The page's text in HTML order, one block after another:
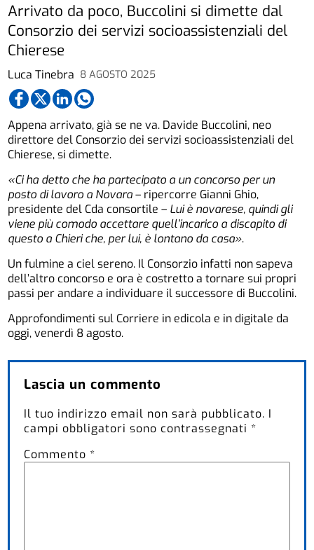
Luca Tinebra 8 AGOSTO 2025
Arrivato da poco, Buccolini si dimette dal
Consorzio dei servizi socioassistenziali del
Chierese
Appena arrivato, già se ne va. Davide Buccolini, neo
direttore del Consorzio dei servizi socioassistenziali del
Chierese, si dimette.
«Ci ha detto che ha partecipato a un concorso per un
posto di lavoro a Novara– ripercorre Gianni Ghio,
presidente del Cda consortile – Lui è novarese, quindi gli
viene più comodo accettare quell’incarico a discapito di
questo a Chieri che, per lui, è lontano da casa».
Un fulmine a ciel sereno. Il Consorzio infatti non sapeva
dell’altro concorso e ora è costretto a tornare sui propri
passi per andare a individuare il successore di Buccolini.
Approfondimenti sul Corriere in edicola e in digitale da
oggi, venerdì 8 agosto.
Lascia un commento
Il tuo indirizzo email non sarà pubblicato. I
campi obbligatori sono contrassegnati *
Commento *